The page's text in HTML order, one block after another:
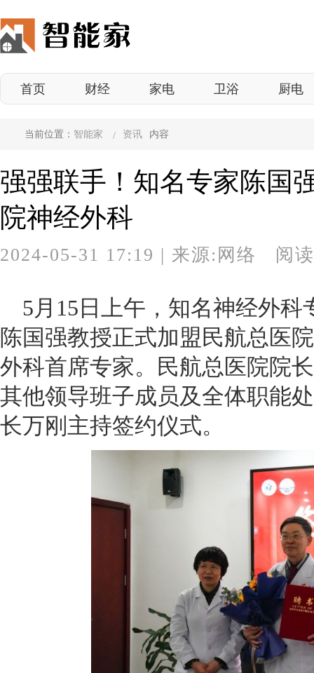
首页 财经 家电 卫浴 厨电
当前位置： 智能家 资讯 内容
强强联手！知名专家陈国
院神经外科
2024-05-31 17:19 | 来源:网络 阅
5月15日上午，知名神经外
陈国强教授正式加盟民航总医
外科首席专家。民航总医院院
其他领导班子成员及全体职能
长万刚主持签约仪式。